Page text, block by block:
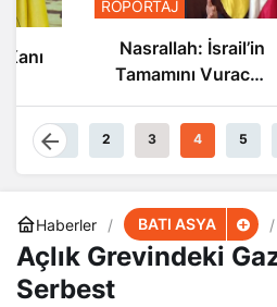
RÖPORTAJ
Nasrallah: İsrail’in
Tamamını Vuracak
Güçteyiz
1 2 3 4 5
Haberler BATI ASYA
Açlık Grevindeki
Serbest